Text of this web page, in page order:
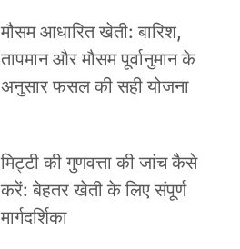
मौसम आधारित खेती: बारिश,
तापमान और मौसम पूर्वानुमान के
अनुसार फसल की सही योजना
मिट्टी की गुणवत्ता की जांच कैसे
करें: बेहतर खेती के लिए संपूर्ण
मार्गदर्शिका